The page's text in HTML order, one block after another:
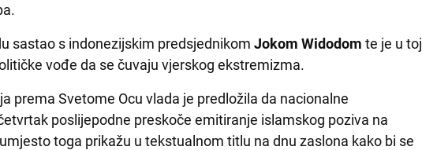
sastao s indonezijskim predsjednikomJokom Widodom te je u toj
vođe da se čuvaju vjerskog ekstremizma.
prema Svetome Ocu vlada je predložila da nacionalne
poslijepodne preskoče emitiranje islamskog poziva na
toga prikažu u tekstualnom titlu na dnu zaslona kako bi se